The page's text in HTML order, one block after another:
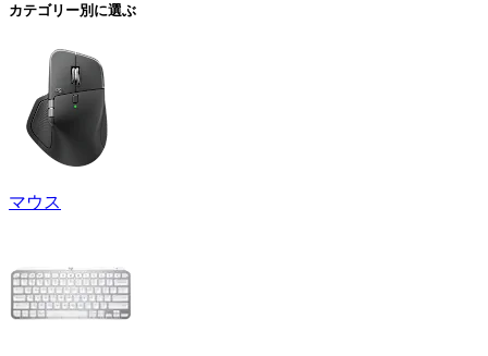
カテゴリー別に選ぶ
マウス